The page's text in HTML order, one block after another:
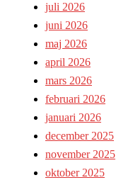
juli 2026
juni 2026
maj 2026
april 2026
mars 2026
februari 2026
januari 2026
december 2025
november 2025
oktober 2025